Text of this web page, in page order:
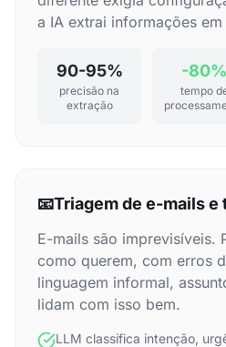
a IA extrai informações
90-95%
precisão na
extração
-80%
tempo
📧Triagem de e-mails
E-mails são imprevisíveis.
como querem, com erros
linguagem informal,
lidam com isso bem.
LLM classifica intenção,